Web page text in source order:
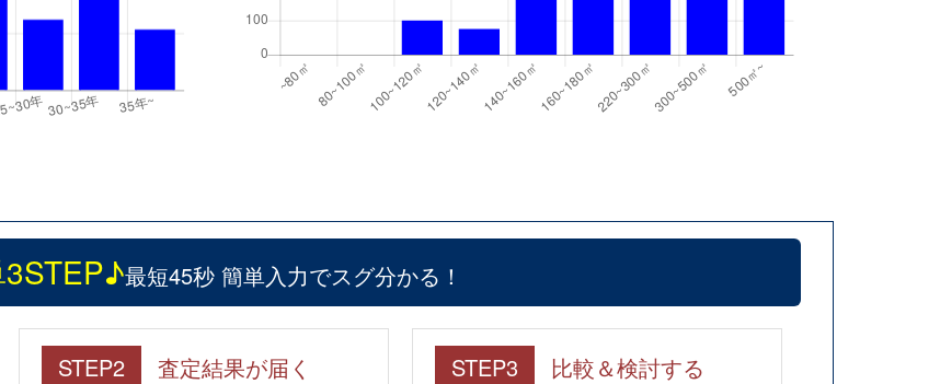
最短45秒 簡単入力でスグ分かる！
STEP2 査定結果が届く STEP3 比較＆検討する